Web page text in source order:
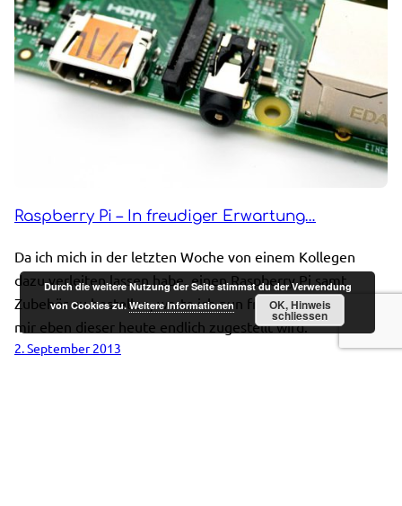
Raspberry Pi – In freudiger Erwartung…
Da ich mich in der letzten Woche von einem Kollegen
dazu verleiten lassen habe, einen Raspberry Pi samt
Zubehör zu bestellen, warte ich nun freudig darauf, dass
mir eben dieser heute endlich zugestellt wird.
2. September 2013
Durch die weitere Nutzung der Seite stimmst du der Verwendung
von Cookies zu.Weitere Informationen OK, Hinweis
schliessen